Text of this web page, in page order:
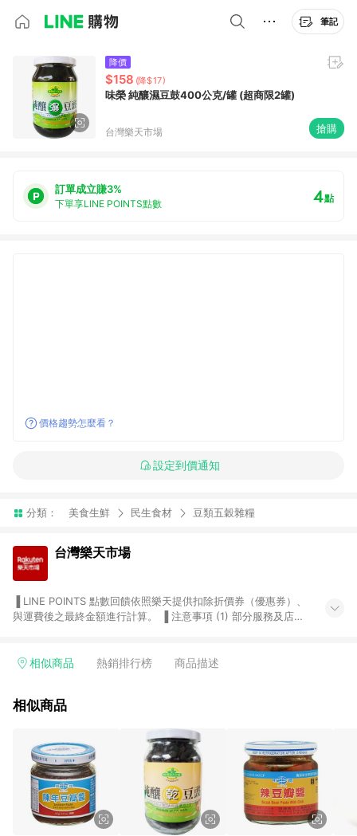
筆記
降價
$158 (降$17)
味榮 純釀濕豆鼓400公克/罐 (超商限2罐)
台灣樂天市場 搶購
訂單成立賺3%
下單享LINE POINTS點數 4點
價格趨勢怎麼看？
設定到價通知
分類： 美食生鮮 民生食材 豆類五穀雜糧
台灣樂天市場
與運費後之最終金額進行計算。 ▐ 注意事項 (1) 部分服務及店家
Smart mobile、神腦生活、JS巨盛、樂天KOBO電子書，請詳閱
台灣樂天市場，並在同一瀏覽器於24小時內結帳，才享有 LINE
市場 45 天內完成訂單出貨及結帳，則不符合贈點資格。 (4) 如
使用APP、或中途瀏覽比價網、回饋網、Google等其他網頁、或
由網頁版(電腦版/手機版網頁)切換為App都將會造成追蹤中斷而
無法進行 LINE POINTS 回饋。 (5) LINE 購物為購物資訊整合性
平台，商品資料更新會有時間差，如顯示之商品規格、顏色、價
位、贈品與台灣樂天市場銷售網頁不符，以銷售網頁標示為準。
(6) 導購訂單已逾 365 天，根據台灣樂天回饋規定，逾期訂單將
相似商品 熱銷排行榜 商品描述
相似商品